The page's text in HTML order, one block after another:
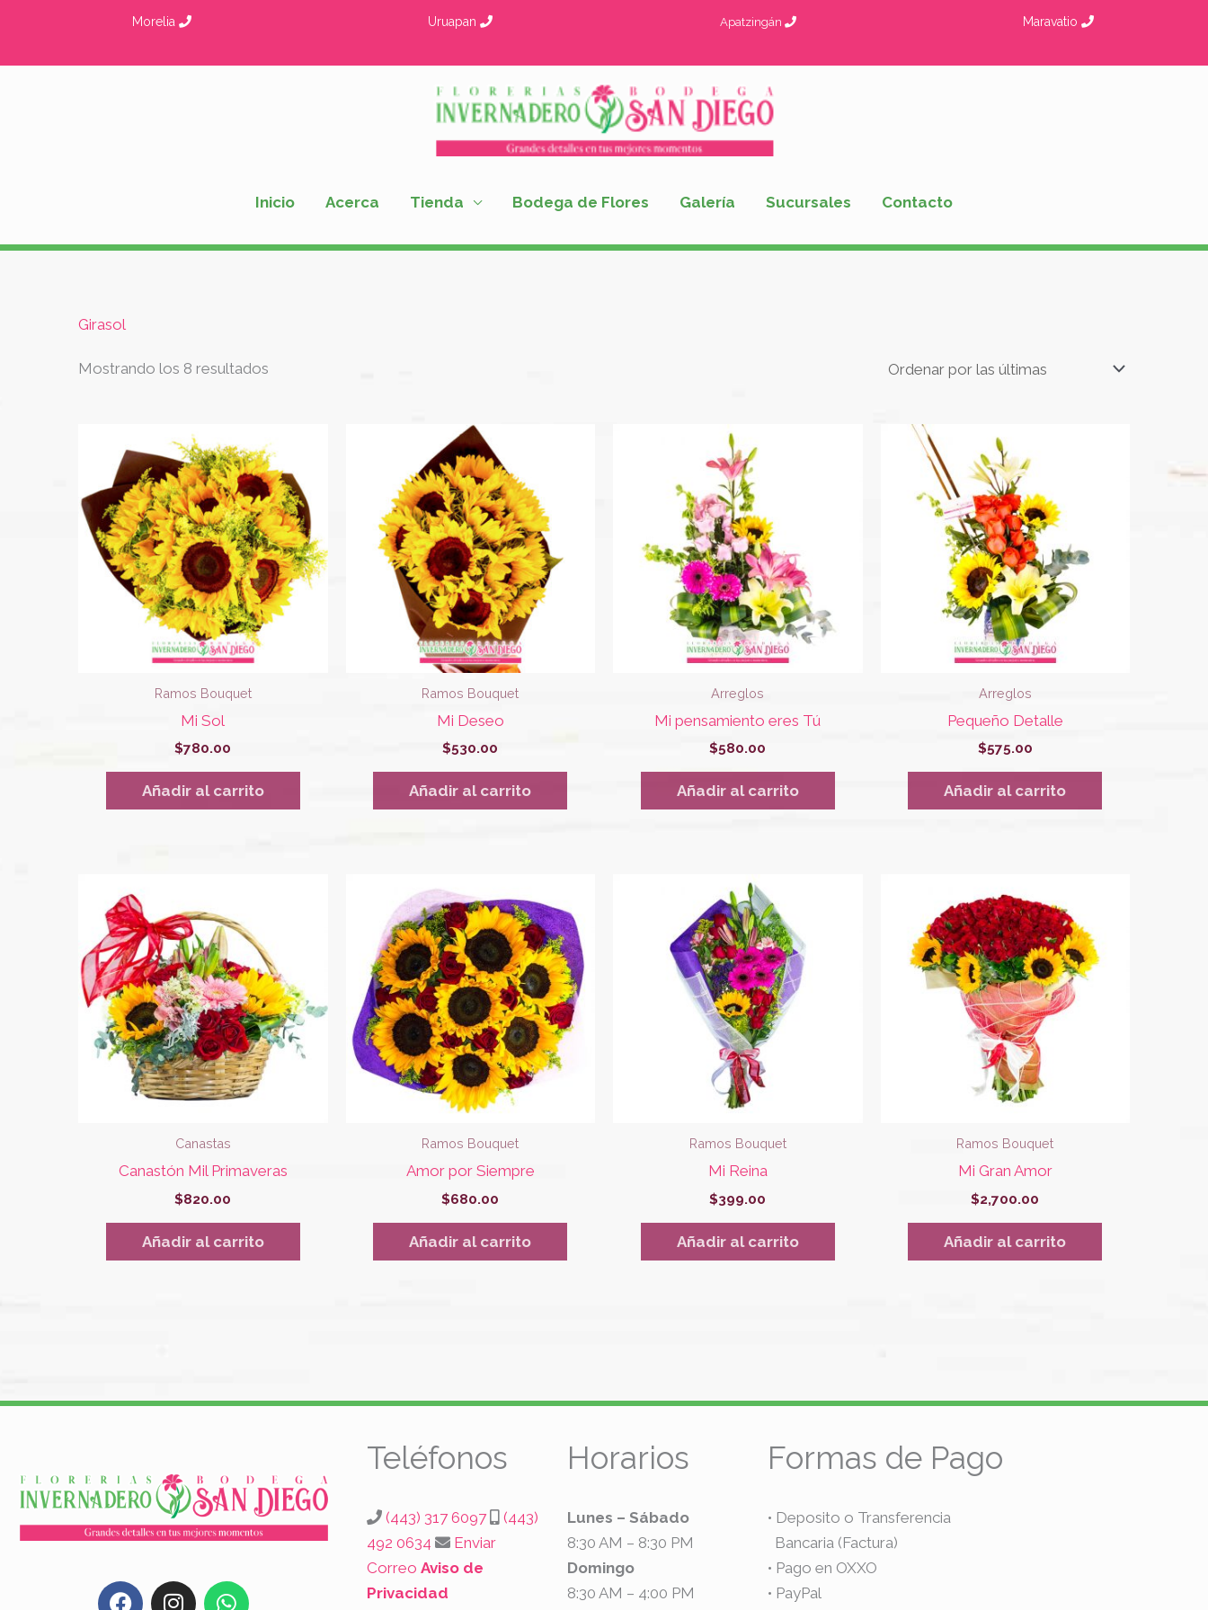
contenido
Morelia Uruapan Apatzingán Maravatio
Inicio Acerca Tienda Bodega de Flores Galería Sucursales Contacto
Girasol
Mostrando los 8 resultados
Ramos Bouquet
Mi Sol
$780.00
Añadir al carrito
Ramos Bouquet
Mi Deseo
$530.00
Añadir al carrito
Arreglos
Mi pensamiento eres Tú
$580.00
Añadir al carrito
Arreglos
Pequeño Detalle
$575.00
Añadir al carrito
Canastas
Canastón Mil Primaveras
$820.00
Añadir al carrito
Ramos Bouquet
Amor por Siempre
$680.00
Añadir al carrito
Ramos Bouquet
Mi Reina
$399.00
Añadir al carrito
Ramos Bouquet
Mi Gran Amor
$2,700.00
Añadir al carrito
F
I
W
Teléfonos
(443) 317 6097
(443)
492 0634
Enviar
Correo Aviso de
Privacidad
Horarios
Lunes – Sábado
8:30 AM – 8:30 PM
Domingo
8:30 AM – 4:00 PM
Formas de Pago
• Deposito o Transferencia
Bancaria (Factura)
• Pago en OXXO
• PayPal